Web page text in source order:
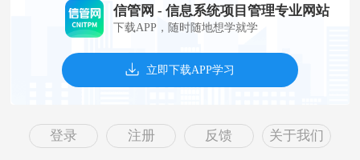
信管网 - 信息系统项目管理专业网站
下载APP，随时随地想学就学
立即下载APP学习
登录 注册 反馈 关于我们